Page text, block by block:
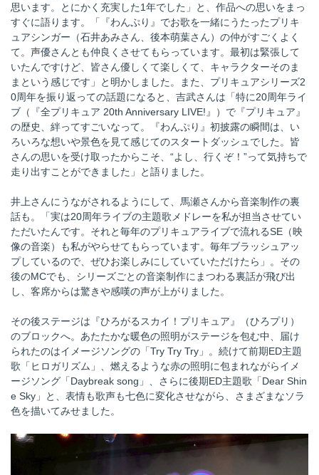
思います。とにかく充実した1年でした」と、作品への思いをまっ
すぐに語ります。「『わんぷり』でお歌を一緒にうたったプリキ
ュアシンガー（石井あみさん、後本萌葉さん）の仲がすごくよく
て。声優さんとも仲良くさせてもらっています。最初は緊張して
いたんですけど、皆さん優しくて楽しくて、キャラクターそのま
まという感じです」と明かしました。また、プリキュアシリーズ2
0周年を振り返っての話題になると、吉武さんは「特に20周年ライ
ブ（『全プリキュア 20th Anniversary LIVE!』）で『プリキュア』
の歴史、絆ってすごいなって。『わんぷり』初披露の瞬間は、い
ろいろな想いや景色を見て感じてのスタートダッシュでした。皆
さんの思いを受け取ったからこそ、“よし、行くぞ！”って気持ちで
走り出すことができました」と語りました。
井上さんにうながされるようにして、馬瀬さんから音楽制作の裏
話も。「実は20周年ライブの主題歌メドレーを私が担当させてい
ただいたんです。それと毎年のプリキュアライブで流れるSE（映
像の音楽）も私がやらせてもらっています。毎年ブラッシュアッ
プしているので、ぜひお楽しみにしていていただけたら」。その
後のMCでも、シリーズごとの音楽制作にまつわる裏話が飛び出
し、客席からは驚きや感嘆の声が上がりました。
その後ステージは『ひろがるスカイ！プリキュア』（ひろプリ）
のブロックへ。あたたかな暖色の照明がステージを包む中、届け
られたのはイメージソングの「Try Try Try」。続けて前期ED主題
歌「ヒロガリズム」、燃えるような赤の照明に包まれながらイメ
ージソング「Daybreak song」、さらに後期ED主題歌「Dear Shin
e Sky」と、表情も歌声も七色に変化させながら、さまざまなソラ
色を描いてみせました。